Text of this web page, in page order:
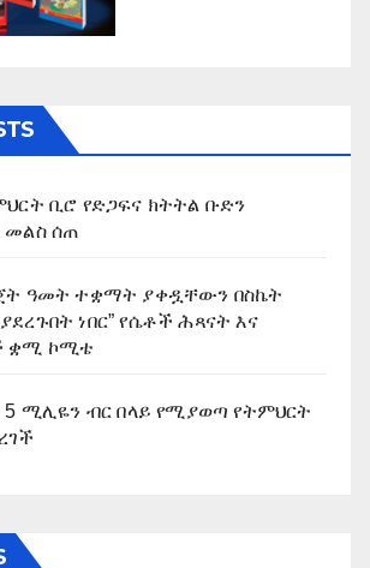
ቢሮ የድጋፍና ክትትል ቡድን
መልስ ሰጠ
ዓመት ተቋማት ያቀዷቸውን በስኬት
ነበር” የሴቶች ሕጻናት እና
ቋሚ ኮሚቴ
5 ሚሊዬን ብር በላይ የሚያወጣ የትምህርት